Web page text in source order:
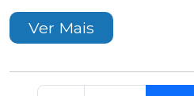
Ver Mais